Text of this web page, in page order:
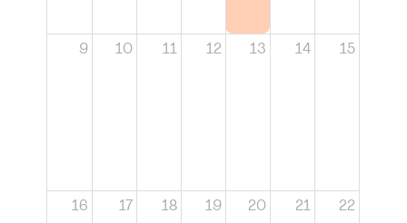
9 10 11 12 13 14 15
16 17 18 19 20 21 22